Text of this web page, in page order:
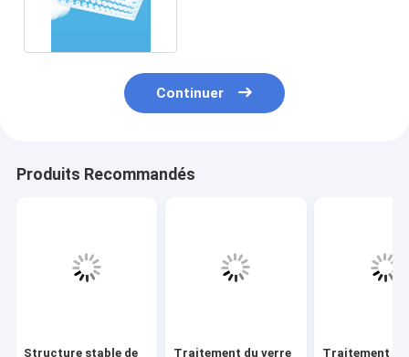
Continuer
Produits Recommandés
Structure stable de Traitement du verre Traitement de